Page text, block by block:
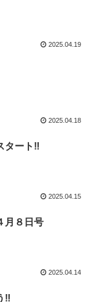
2025.04.19
2025.04.18
タート‼
2025.04.15
８日号
2025.04.14
‼